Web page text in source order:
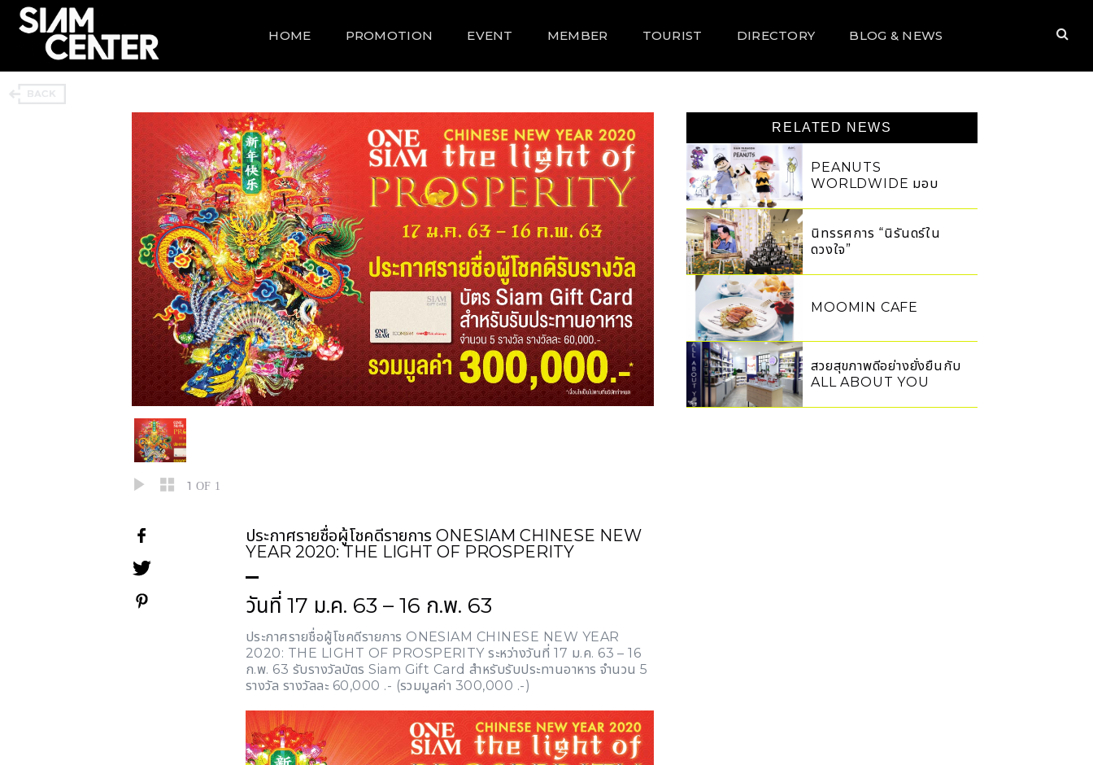
HOME PROMOTION EVENT MEMBER TOURIST DIRECTORY BLOG & NEWS
1 OF 1
ประกาศรายชื่อผู้โชคดีรายการ ONESIAM CHINESE NEW
YEAR 2020: THE LIGHT OF PROSPERITY
วันที่ 17 ม.ค. 63 – 16 ก.พ. 63
ประกาศรายชื่อผู้โชคดีรายการ ONESIAM CHINESE NEW YEAR
2020: THE LIGHT OF PROSPERITY ระหว่างวันที่ 17 ม.ค. 63 – 16
ก.พ. 63 รับรางวัลบัตร Siam Gift Card สำหรับรับประทานอาหาร จำนวน 5
รางวัล รางวัลละ 60,000 .- (รวมมูลค่า 300,000 .-)
RELATED NEWS
PEANUTS
WORLDWIDE มอบ
นิทรรศการ “นิรันดร์ใน
ดวงใจ”
MOOMIN CAFE
สวยสุขภาพดีอย่างยั่งยืนกับ
ALL ABOUT YOU